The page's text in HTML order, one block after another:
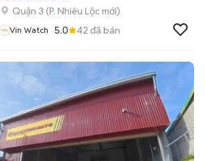
Quận 3 (P. Nhiêu Lộc mới)
Vin Watch 5.0 42 đã bán